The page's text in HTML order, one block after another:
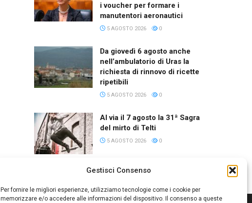
Gestisci Consenso
Per fornire le migliori esperienze, utilizziamo tecnologie come i cookie per
memorizzare e/o accedere alle informazioni del dispositivo. Il consenso a queste
i voucher per formare i
manutentori aeronautici
5 AGOSTO 2026 0
Da giovedì 6 agosto anche
nell’ambulatorio di Uras la
richiesta di rinnovo di ricette
ripetibili
5 AGOSTO 2026 0
Al via il 7 agosto la 31ª Sagra
del mirto di Telti
5 AGOSTO 2026 0